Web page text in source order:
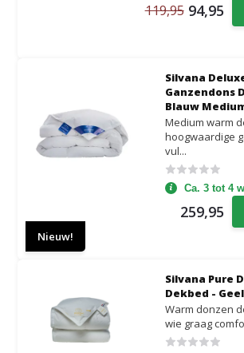
119,95 94,95
Nieuw!
Silvana
Ganzendons
Blauw
Medium warm
hoogwaardige
vul...
Ca. 3 tot 4
259,95
Silvana Pure
Dekbed -
Warm donzen
wie graag